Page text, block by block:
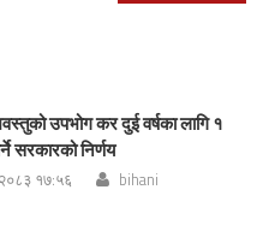
उपभोग कर दुई वर्षका लागि १
सरकारको निर्णय
१७:५६ bihani